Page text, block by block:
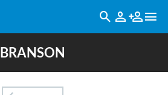
BRANSON